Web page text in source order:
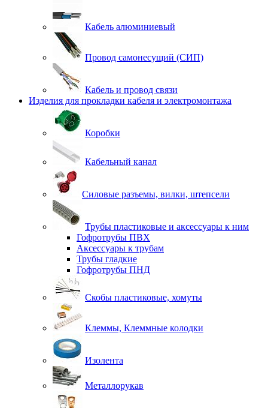
Кабель алюминиевый
Провод самонесущий (СИП)
Кабель и провод связи
Изделия для прокладки кабеля и электромонтажа
Коробки
Кабельный канал
Силовые разъемы, вилки, штепсели
Трубы пластиковые и аксессуары к ним
Гофротрубы ПВХ
Аксессуары к трубам
Трубы гладкие
Гофротрубы ПНД
Скобы пластиковые, хомуты
Клеммы, Клеммные колодки
Изолента
Металлорукав